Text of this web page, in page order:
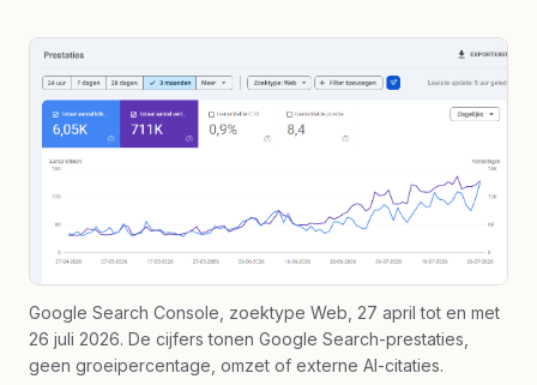
Google Search Console, zoektype Web, 27 april tot en met
26 juli 2026. De cijfers tonen Google Search-prestaties,
geen groeipercentage, omzet of externe AI-citaties.